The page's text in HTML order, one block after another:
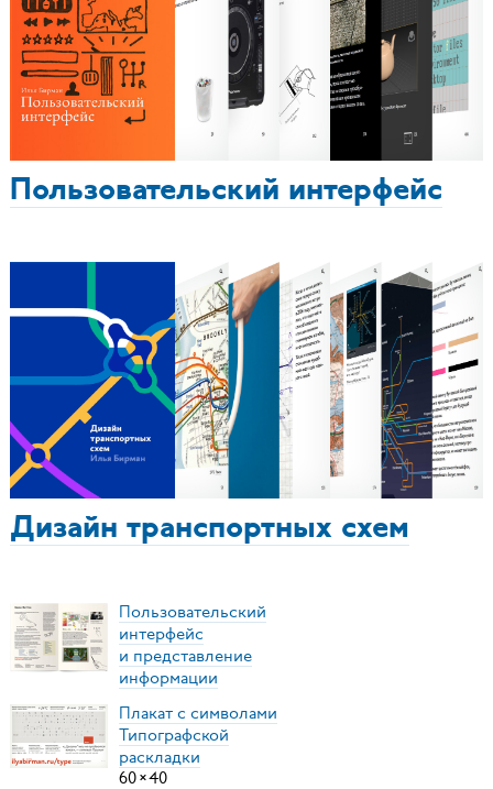
Пользовательский интерфейс
Дизайн транспортных схем
Пользовательский
интерфейс
и представление
информации
Плакат с символами
Типографской
раскладки
60×40